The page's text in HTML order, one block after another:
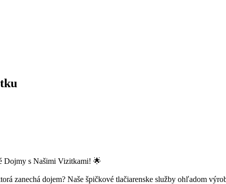
Dojmy s Našimi Vizitkami! 🌟
zanechá dojem? Naše špičkové tlačiarenske služby ohľadom